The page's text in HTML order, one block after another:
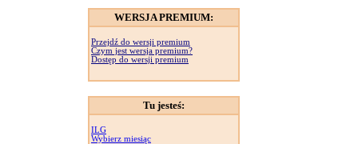
WERSJA PREMIUM:
Przejdź do wersji premium
Czym jest wersja premium?
Dostęp do wersji premium
Tu jesteś:
ILG
Wybierz miesiąc